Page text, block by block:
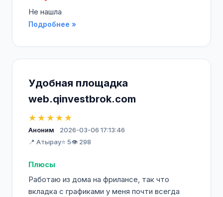
Не нашла
Подробнее »
Удобная площадка
web.qinvestbrok.com
★★★★★
Аноним
2026-03-06 17:13:46
📍 Атырау⭐ 5👁️ 298
Плюсы
Работаю из дома на фрилансе, так что
вкладка с графиками у меня почти всегда